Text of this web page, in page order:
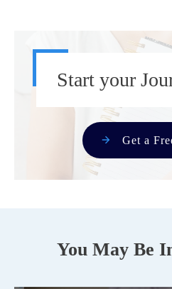
Start your
Get a
You May Be